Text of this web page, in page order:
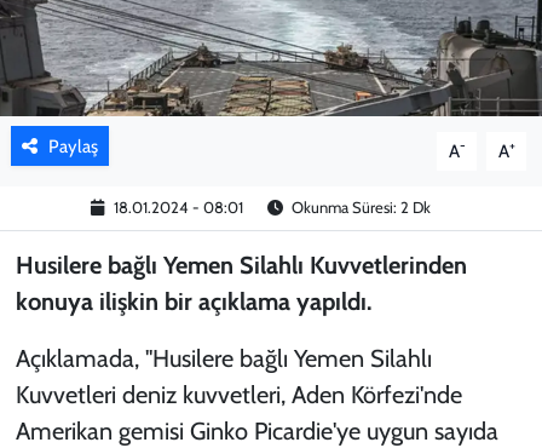
Paylaş A- A+
18.01.2024 - 08:01 Okunma Süresi: 2 Dk
Husilere bağlı Yemen Silahlı Kuvvetlerinden
konuya ilişkin bir açıklama yapıldı.
Açıklamada, "Husilere bağlı Yemen Silahlı
Kuvvetleri deniz kuvvetleri, Aden Körfezi'nde
Amerikan gemisi Ginko Picardie'ye uygun sayıda
YAZARLAR